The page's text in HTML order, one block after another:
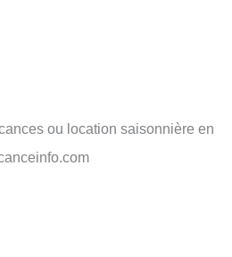
ou location saisonnière en